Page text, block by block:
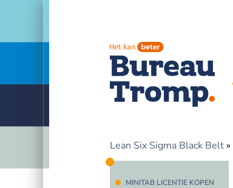
Lean Six Sigma Black Belt »
MINITAB LICENTIE KOPEN